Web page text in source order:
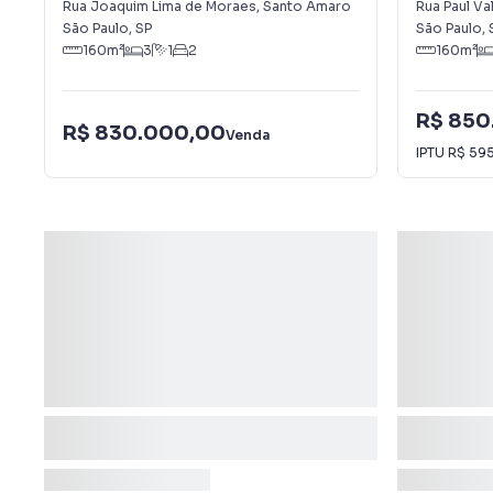
Rua Joaquim Lima de Moraes, Santo Amaro
São Paulo, SP
160m² 3 1 2
R$ 830.000,00Venda
Rua Paul
São Paulo,
160m²
R$
IPTU R$